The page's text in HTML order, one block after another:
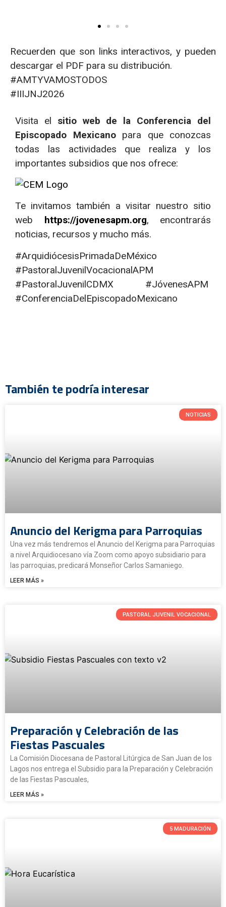
Recuerden que son links interactivos, y pueden
descargar el PDF para su distribución.
#AMTYVAMOSTODOS
#IIIJNJ2026
Visita el sitio web de la Conferencia del
Episcopado Mexicanopara que conozcas
todas las actividades que realiza y los
importantes subsidios que nos ofrece:
Te invitamos también a visitar nuestro sitio
web https://jovenesapm.org, encontrarás
noticias, recursos y mucho más.
#ArquidiócesisPrimadaDeMéxico
#PastoralJuvenilVocacionalAPM
#PastoralJuvenilCDMX #JóvenesAPM
#ConferenciaDelEpiscopadoMexicano
También te podría interesar
NOTICIAS
Anuncio del Kerigma para Parroquias
Una vez más tendremos el Anuncio del Kerigma para Parroquias
a nivel Arquidiocesano vía Zoom como apoyo subsidiario para
las parroquias, predicará Monseñor Carlos Samaniego.
LEER MÁS »
PASTORAL JUVENIL VOCACIONAL
Preparación y Celebración de las
Fiestas Pascuales
La Comisión Diocesana de Pastoral Litúrgica de San Juan de los
Lagos nos entrega el Subsidio para la Preparación y Celebración
de las Fiestas Pascuales,
LEER MÁS »
5 MADURACIÓN